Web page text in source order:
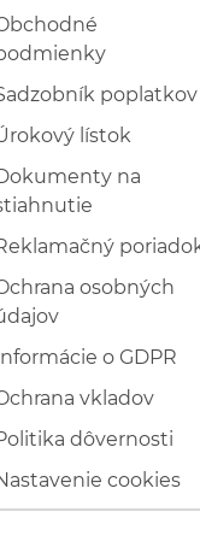
poplatkov
lístok
na
osobných
o GDPR
vkladov
dôvernosti
cookies